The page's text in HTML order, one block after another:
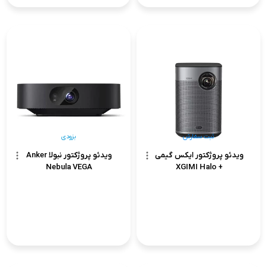
ویدئو پروژکتور ایکس گیمی
+ XGIMI Halo
ثبت سفارش
ویدئو پروژکتور نبولا Anker
Nebula VEGA
بزودی